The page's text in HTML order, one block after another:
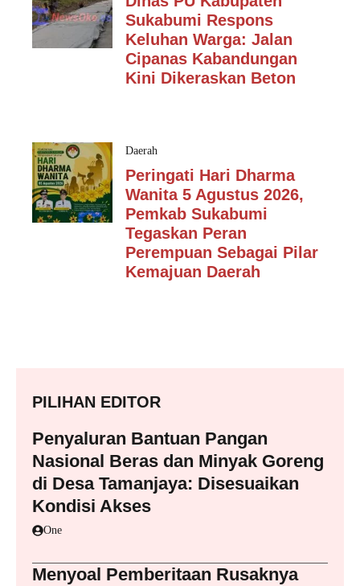
Sukabumi Respons
Keluhan Warga: Jalan
Cipanas Kabandungan
Kini Dikeraskan Beton
Daerah
Peringati Hari Dharma
Wanita 5 Agustus 2026,
Pemkab Sukabumi
Tegaskan Peran
Perempuan Sebagai Pilar
Kemajuan Daerah
PILIHAN EDITOR
Penyaluran Bantuan Pangan
Nasional Beras dan Minyak Goreng
di Desa Tamanjaya: Disesuaikan
Kondisi Akses
One
Menyoal Pemberitaan Rusaknya